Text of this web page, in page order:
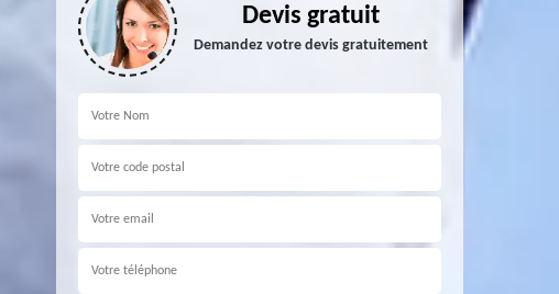
Devis gratuit
Demandez votre devis gratuitement